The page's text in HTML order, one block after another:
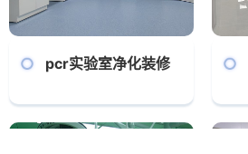
pcr实验室净化装修